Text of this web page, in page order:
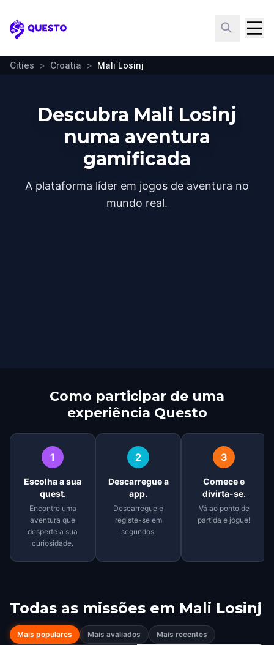
Questo
Cities > Croatia > Mali Losinj
Descubra Mali Losinj
numa aventura
gamificada
A plataforma líder em jogos de aventura no
mundo real.
Como participar de uma
experiência Questo
1
Escolha a sua
quest.
Encontre uma
aventura que
desperte a sua
curiosidade.
2
Descarregue a
app.
Descarregue e
registe-se em
segundos.
3
Comece e
divirta-se.
Vá ao ponto de
partida e jogue!
Todas as missões em Mali Losinj
Mais populares Mais avaliados
Mais recentes